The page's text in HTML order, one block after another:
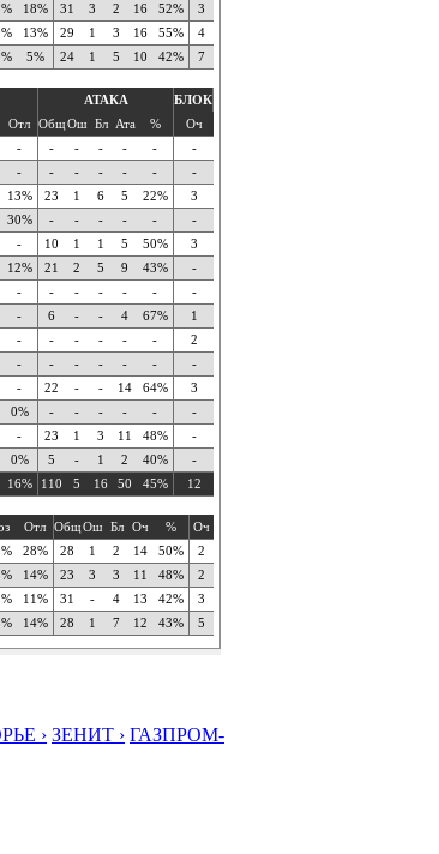
18% 31 3 2 16 52% 3
13% 29 1 3 16 55% 4
5% 24 1 5 10 42% 7
АТАКА
БЛОК
Отл ОбщОш Бл Ата % Оч
- - - - - - -
- - - - - - -
13% 23 1 6 5 22% 3
30% - - - - - -
- 10 1 1 5 50% 3
12% 21 2 5 9 43% -
- - - - - - -
- 6 - - 4 67% 1
- - - - - - 2
- - - - - - -
- 22 - - 14 64% 3
0% - - - - - -
- 23 1 3 11 48% -
0% 5 - 1 2 40% -
16% 110 5 16 50 45% 12
Отл ОбщОш Бл Оч % Оч
28% 28 1 2 14 50% 2
14% 23 3 3 11 48% 2
11% 31 - 4 13 42% 3
14% 28 1 7 12 43% 5
› ЗЕНИТ › ГАЗПРОМ-